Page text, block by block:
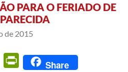
PARA O FERIADO DE
de 2015
Email PrintFriendly
Share